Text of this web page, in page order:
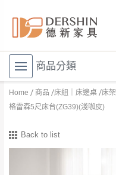
商品分類
Home 商品 床組｜床邊桌 床架
格雷森5尺床台(ZG39)(淺咖皮)
Back to list